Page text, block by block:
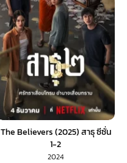
The Believers (2025) สาธุ ซีซั่น
1-2
2024